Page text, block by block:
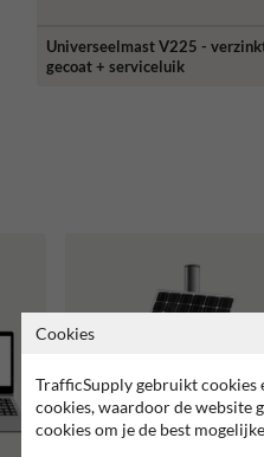
Universeelmast V225 -
gecoat + serviceluik
Cookies
TrafficSupply gebruikt
cookies, waardoor de website
cookies om je de best